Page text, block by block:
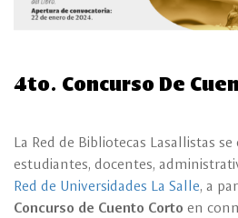
4to. Concurso De
La Red de Bibliotecas Lasallistas
estudiantes, docentes,
Red de Universidades La Salle, a
Concurso de Cuento Corto en